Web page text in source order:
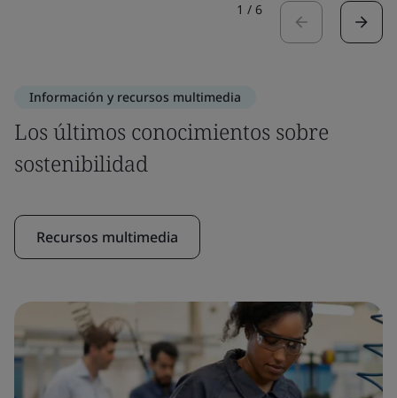
1 / 6
Información y recursos multimedia
Los últimos conocimientos sobre
sostenibilidad
Recursos multimedia